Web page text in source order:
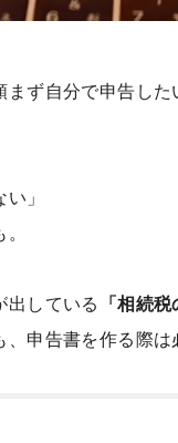
ず自分で申告した
」
出している 「相続
申告書を作る際